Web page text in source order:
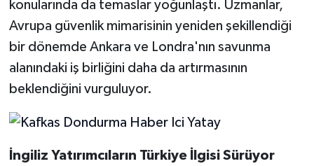
konularında da temaslar yoğunlaştı. Uzmanlar,
Avrupa güvenlik mimarisinin yeniden şekillendiği
bir dönemde Ankara ve Londra'nın savunma
alanındaki iş birliğini daha da artırmasının
beklendiğini vurguluyor.
İngiliz Yatırımcıların Türkiye İlgisi Sürüyor